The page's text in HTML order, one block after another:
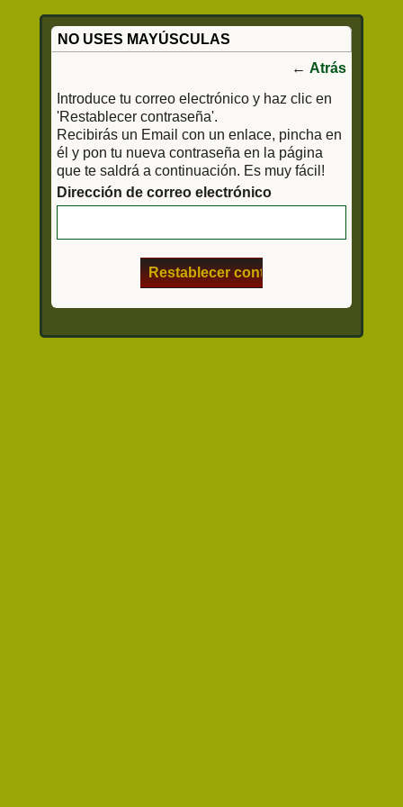
NO USES MAYÚSCULAS
← Atrás
Introduce tu correo electrónico y haz clic en
'Restablecer contraseña'.
Recibirás un Email con un enlace, pincha en
él y pon tu nueva contraseña en la página
que te saldrá a continuación. Es muy fácil!
Dirección de correo electrónico